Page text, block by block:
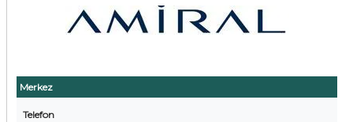
Merkez
Telefon